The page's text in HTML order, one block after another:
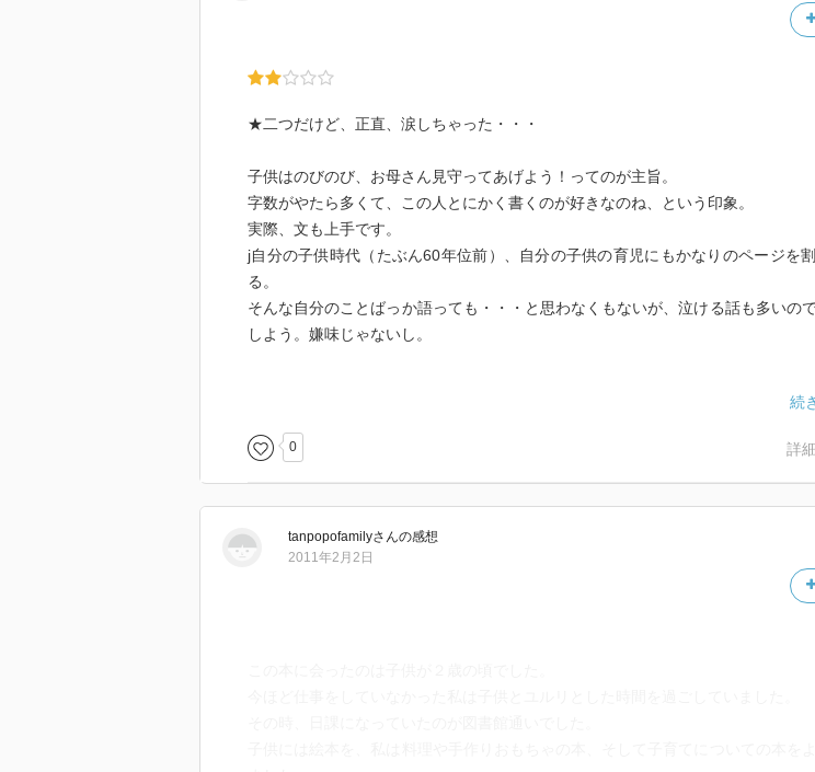
★二つだけど、正直、涙しちゃった・・・
子供はのびのび、お母さん見守ってあげよう！ってのが主旨。
字数がやたら多くて、この人とにかく書くのが好きなのね、という印象。
実際、文も上手です。
j自分の子供時代（たぶん60年位前）、自分の子供の育児にもかなりのページを
る。
そんな自分のことばっか語っても・・・と思わなくもないが、泣ける話も多いの
しよう。嫌味じゃないし。
子供は伸び伸び育つのが一番、お母さんも一緒に育っていこうね、って
ね・・・。
私自身もそうだけど、子供のころは5，6歳から勝手に外に行って、山や林で好きな
いかと思うけど、結果的に子供にはいい息抜きになっていたんだろうね。
0 詳
tanpopofamilyさんの感想
2011年2月2日